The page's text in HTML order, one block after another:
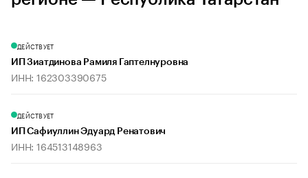
ДЕЙСТВУЕТ
ИП Зиатдинова Рамиля Гаптелнуровна
ИНН: 162303390675
ДЕЙСТВУЕТ
ИП Сафиуллин Эдуард Ренатович
ИНН: 164513148963